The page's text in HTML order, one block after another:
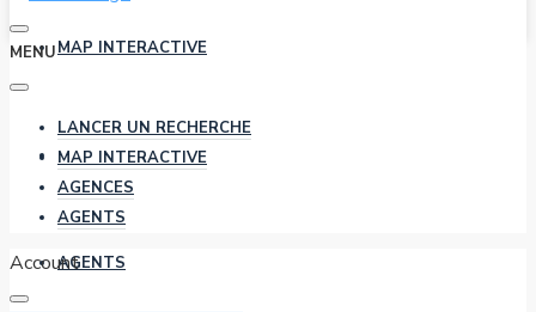
MAP INTERACTIVE
AGENCES
AGENTS
MENU
LANCER UN RECHERCHE
MAP INTERACTIVE
AGENCES
AGENTS
Account